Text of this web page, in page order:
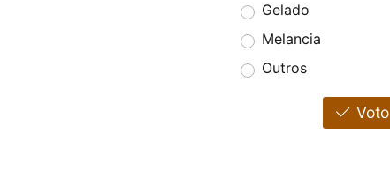
Gelado
Melancia
Outros
Voto